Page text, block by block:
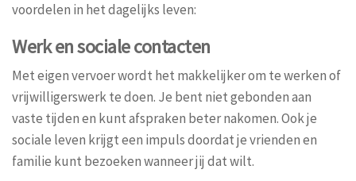
voordelen in het dagelijks leven:
Werk en sociale contacten
Met eigen vervoer wordt het makkelijker om te werken of
vrijwilligerswerk te doen. Je bent niet gebonden aan
vaste tijden en kunt afspraken beter nakomen. Ook je
sociale leven krijgt een impuls doordat je vrienden en
familie kunt bezoeken wanneer jij dat wilt.